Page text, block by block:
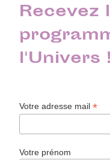
Recevez
l'Univers !
Votre adresse mail*
Votre prénom